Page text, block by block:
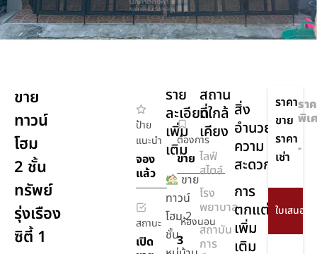
ขาย
ทาวน์
โฮม
2 ชั้น
ทรัพย์
รุ่งเรือง
ซิตี้ 1
ป้าย
แนะนำ
จอง
แล้ว
ต้องการ
ขาย
สถานะ
เปิด
ห้องนอน
3
ราย
ละเอียด
เพิ่ม
เติม
ขาย
ทาวน์
โฮม 2
ชั้น
สถาน
ที่ใกล้
เคียง
ไลฟ์
สไตล์
โรง
พยาบาล
สถาบัน
การ
สิ่ง
อำนวย
ความ
สะดวก
การ
ตกแต่ง
เพิ่ม
เติม
ราคา
ขาย
รา
พิเ
ราคา
เช่า
-